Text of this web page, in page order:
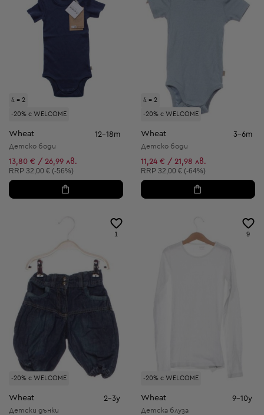
4 = 2
-20% с WELCOME
Wheat 12-18m
Детско боди
13,80 € / 26,99 лв.
Препоръчителна цена:
RRP 32,00 € (-56%)
4 = 2
-20% с WELCOME
Wheat 3-6m
Детско боди
11,24 € / 21,98 лв.
Препоръчителна цена:
RRP 32,00 € (-64%)
-20% с WELCOME
1
Wheat 2-3y
Детски дънки
-20% с WELCOME
9
Wheat 9-10y
Детска блуза